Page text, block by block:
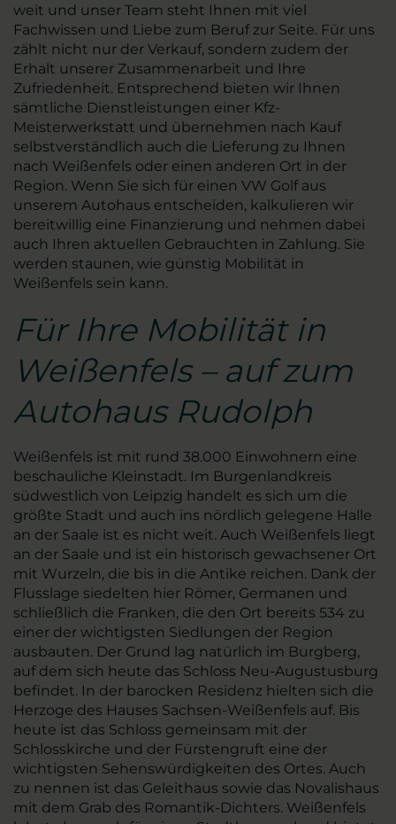
weit und unser Team steht Ihnen mit viel
Fachwissen und Liebe zum Beruf zur Seite. Für uns
zählt nicht nur der Verkauf, sondern zudem der
Erhalt unserer Zusammenarbeit und Ihre
Zufriedenheit. Entsprechend bieten wir Ihnen
sämtliche Dienstleistungen einer Kfz-
Meisterwerkstatt und übernehmen nach Kauf
selbstverständlich auch die Lieferung zu Ihnen
nach Weißenfels oder einen anderen Ort in der
Region. Wenn Sie sich für einen VW Golf aus
unserem Autohaus entscheiden, kalkulieren wir
bereitwillig eine Finanzierung und nehmen dabei
auch Ihren aktuellen Gebrauchten in Zahlung. Sie
werden staunen, wie günstig Mobilität in
Weißenfels sein kann.
Für Ihre Mobilität in
Weißenfels – auf zum
Autohaus Rudolph
Weißenfels ist mit rund 38.000 Einwohnern eine
beschauliche Kleinstadt. Im Burgenlandkreis
südwestlich von Leipzig handelt es sich um die
größte Stadt und auch ins nördlich gelegene Halle
an der Saale ist es nicht weit. Auch Weißenfels liegt
an der Saale und ist ein historisch gewachsener Ort
mit Wurzeln, die bis in die Antike reichen. Dank der
Flusslage siedelten hier Römer, Germanen und
schließlich die Franken, die den Ort bereits 534 zu
einer der wichtigsten Siedlungen der Region
ausbauten. Der Grund lag natürlich im Burgberg,
auf dem sich heute das Schloss Neu-Augustusburg
befindet. In der barocken Residenz hielten sich die
Herzoge des Hauses Sachsen-Weißenfels auf. Bis
heute ist das Schloss gemeinsam mit der
Schlosskirche und der Fürstengruft eine der
wichtigsten Sehenswürdigkeiten des Ortes. Auch
zu nennen ist das Geleithaus sowie das Novalishaus
mit dem Grab des Romantik-Dichters. Weißenfels